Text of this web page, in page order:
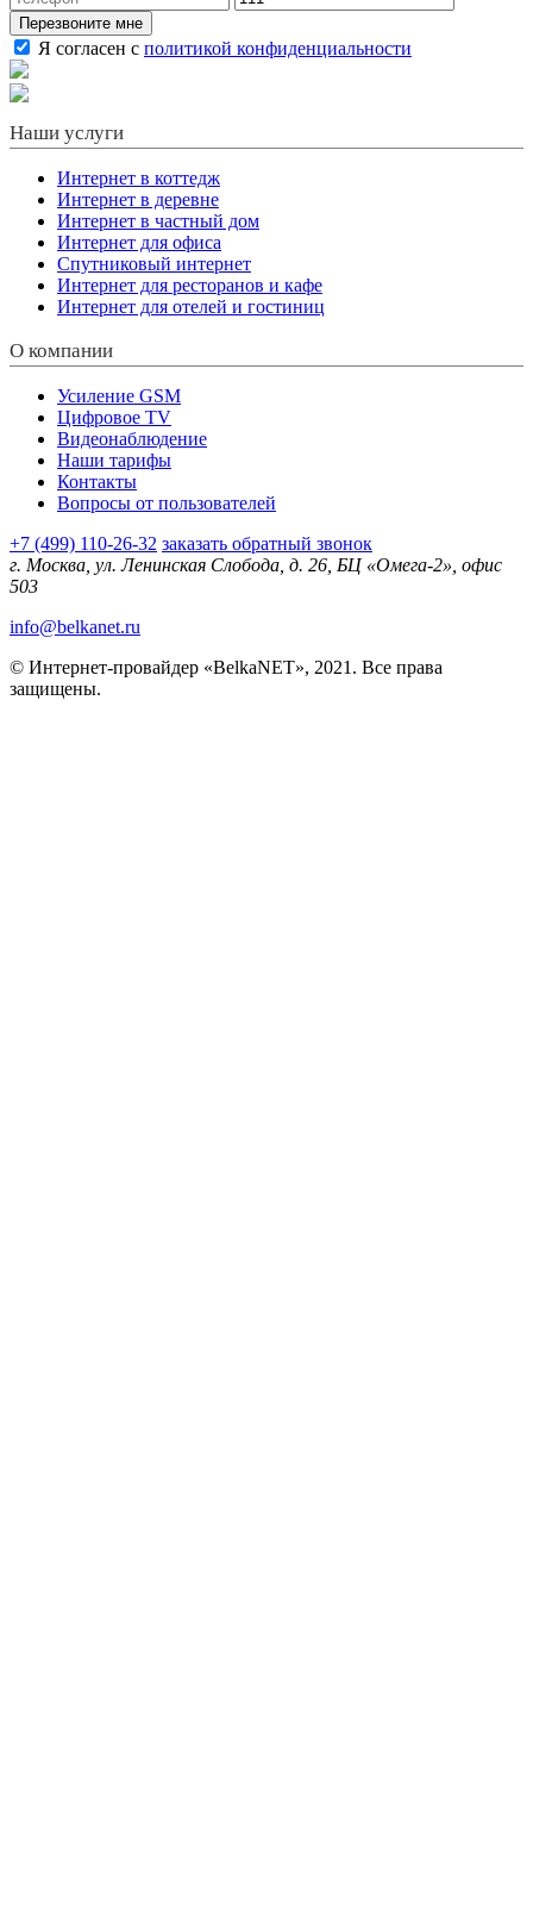
Перезвоните мне
Я согласен с политикой конфиденциальности
Наши услуги
Интернет в коттедж
Интернет в деревне
Интернет в частный дом
Интернет для офиса
Спутниковый интернет
Интернет для ресторанов и кафе
Интернет для отелей и гостиниц
О компании
Усиление GSM
Цифровое TV
Видеонаблюдение
Наши тарифы
Контакты
Вопросы от пользователей
+7 (499) 110-26-32 заказать обратный звонок
г. Москва, ул. Ленинская Слобода, д. 26, БЦ «Омега-2», офис
503
info@belkanet.ru
© Интернет-провайдер «BelkaNET», 2021. Все права
защищены.